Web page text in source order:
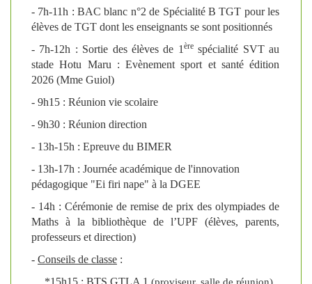
7 Volontaires jeunes cadets
du RSMA à la cérémonie de
clôture
- 7h-11h : BAC blanc n°2 de Spécialité B TGT pour les
élèves de TGT dont les enseignants se sont positionnés
- 7h-12h : Sortie des élèves de 1 èrespécialité SVT au
stade Hotu Maru : Evènement sport et santé édition
2026 (Mme Guiol)
- 9h15 : Réunion vie scolaire
- 9h30 : Réunion direction
- 13h-15h : Epreuve du BIMER
- 13h-17h : Journée académique de l'innovation
pédagogique "Ei firi nape" à la DGEE
- 14h : Cérémonie de remise de prix des olympiades de
Maths à la bibliothèque de l’UPF (élèves, parents,
professeurs et direction)
- Conseils de classe :